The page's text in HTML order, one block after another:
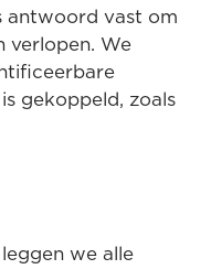
antwoord vast om
verlopen. We
gekoppeld, zoals
we alle